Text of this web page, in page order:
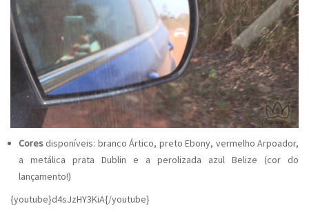
Coresdisponíveis: branco Ártico, preto Ebony, vermelho Arpoador,
a metálica prata Dublin e a perolizada azul Belize (cor do
lançamento!)
{youtube}d4sJzHY3KiA{/youtube}